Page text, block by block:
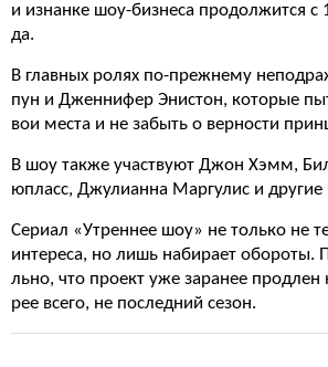
и изнанке шоу-бизнеса продолжится с
да.
В главных ролях по-прежнему
пун и Дженнифер Энистон, которые
вои места и не забыть о верности
В шоу также участвуют Джон Хэмм,
юпласс, Джулианна Маргулис и другие
Сериал «Утреннее шоу» не только не
интереса, но лишь набирает обороты.
льно, что проект уже заранее продлен
рее всего, не последний сезон.